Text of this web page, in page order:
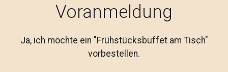
Voranmeldung
Ja, ich möchte ein "Frühstücksbuffet am Tisch"
vorbestellen.